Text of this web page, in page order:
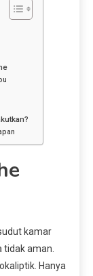
kamar
aman.
Hanya